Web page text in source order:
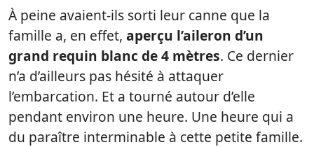
À peine avaient-ils sorti leur canne que la
famille a, en effet, aperçu l’aileron d’un
grand requin blanc de 4 mètres. Ce dernier
n’a d’ailleurs pas hésité à attaquer
l’embarcation. Et a tourné autour d’elle
pendant environ une heure. Une heure qui a
du paraître interminable à cette petite famille.